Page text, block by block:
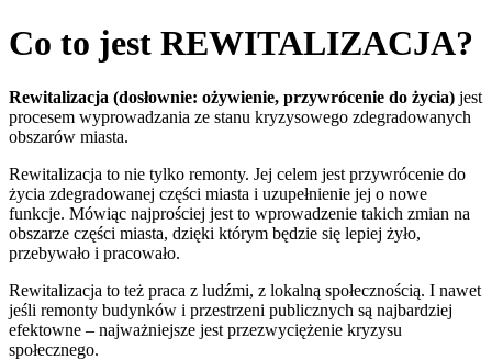
Co to jest REWITALIZACJA?
Rewitalizacja (dosłownie: ożywienie, przywrócenie do życia) jest
procesem wyprowadzania ze stanu kryzysowego zdegradowanych
obszarów miasta.
Rewitalizacja to nie tylko remonty. Jej celem jest przywrócenie do
życia zdegradowanej części miasta i uzupełnienie jej o nowe
funkcje. Mówiąc najprościej jest to wprowadzenie takich zmian na
obszarze części miasta, dzięki którym będzie się lepiej żyło,
przebywało i pracowało.
Rewitalizacja to też praca z ludźmi, z lokalną społecznością. I nawet
jeśli remonty budynków i przestrzeni publicznych są najbardziej
efektowne – najważniejsze jest przezwyciężenie kryzysu
społecznego.